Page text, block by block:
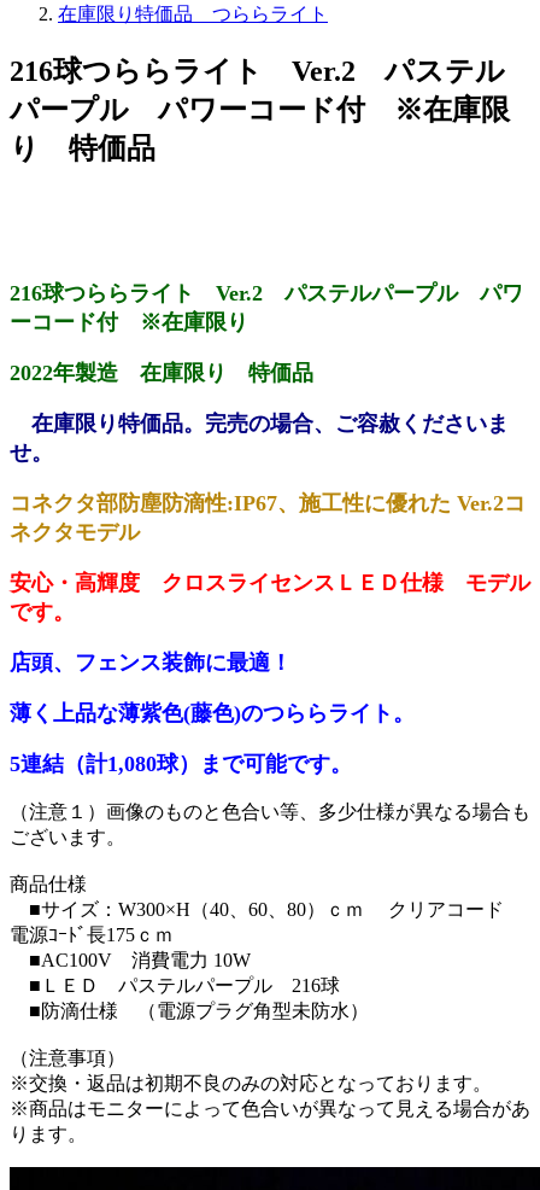
在庫限り特価品 つららライト
216球つららライト Ver.2 パステル
パープル パワーコード付 ※在庫限
り 特価品
216球つららライト Ver.2 パステルパープル パワ
ーコード付 ※在庫限り
2022年製造 在庫限り 特価品
在庫限り特価品。完売の場合、ご容赦くださいま
せ。
コネクタ部防塵防滴性:IP67、施工性に優れた Ver.2コ
ネクタモデル
安心・高輝度 クロスライセンスＬＥＤ仕様 モデル
です。
店頭、フェンス装飾に最適！
薄く上品な薄紫色(藤色)のつららライト。
5連結（計1,080球）まで可能です。
（注意１）画像のものと色合い等、多少仕様が異なる場合も
ございます。
商品仕様
■サイズ：W300×H（40、60、80）ｃｍ クリアコード
電源ｺｰﾄﾞ長175ｃｍ
■AC100V 消費電力 10W
■ＬＥＤ パステルパープル 216球
■防滴仕様 （電源プラグ角型未防水）
（注意事項）
※交換・返品は初期不良のみの対応となっております。
※商品はモニターによって色合いが異なって見える場合があ
ります。